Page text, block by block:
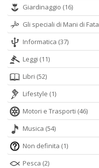
Giardinaggio (16)
Gli speciali di Mani di Fata
Informatica (37)
Leggi (11)
Libri (52)
Lifestyle (1)
Motori e Trasporti (46)
Musica (54)
Non definita (1)
Pesca (2)